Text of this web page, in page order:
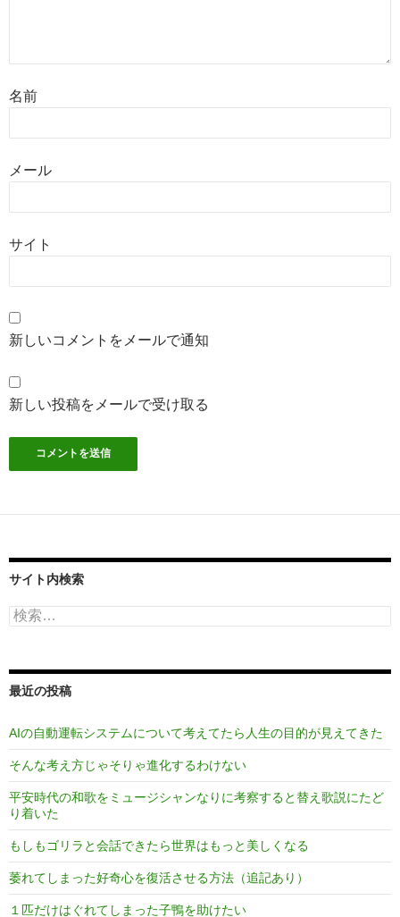
名前
メール
サイト
新しいコメントをメールで通知
新しい投稿をメールで受け取る
サイト内検索
検
索:
最近の投稿
AIの自動運転システムについて考えてたら人生の目的が見えてきた
そんな考え方じゃそりゃ進化するわけない
平安時代の和歌をミュージシャンなりに考察すると替え歌説にたど
り着いた
もしもゴリラと会話できたら世界はもっと美しくなる
萎れてしまった好奇心を復活させる方法（追記あり）
１匹だけはぐれてしまった子鴨を助けたい